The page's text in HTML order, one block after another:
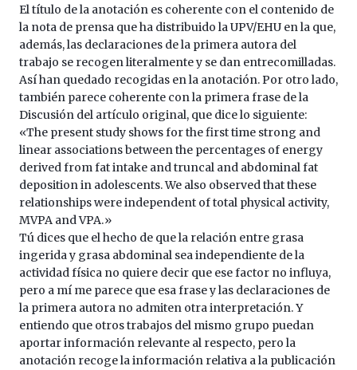
El título de la anotación es coherente con el contenido de
la nota de prensa que ha distribuido la UPV/EHU en la que,
además, las declaraciones de la primera autora del
trabajo se recogen literalmente y se dan entrecomilladas.
Así han quedado recogidas en la anotación. Por otro lado,
también parece coherente con la primera frase de la
Discusión del artículo original, que dice lo siguiente:
«The present study shows for the first time strong and
linear associations between the percentages of energy
derived from fat intake and truncal and abdominal fat
deposition in adolescents. We also observed that these
relationships were independent of total physical activity,
MVPA and VPA.»
Tú dices que el hecho de que la relación entre grasa
ingerida y grasa abdominal sea independiente de la
actividad física no quiere decir que ese factor no influya,
pero a mí me parece que esa frase y las declaraciones de
la primera autora no admiten otra interpretación. Y
entiendo que otros trabajos del mismo grupo puedan
aportar información relevante al respecto, pero la
anotación recoge la información relativa a la publicación